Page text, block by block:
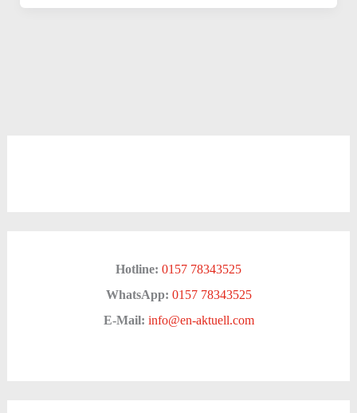
Hotline: 0157 78343525
WhatsApp: 0157 78343525
E-Mail: info@en-aktuell.com